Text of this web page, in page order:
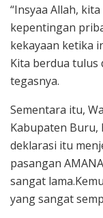
“Insyaa Allah,
kepentingan
kekayaan ketika
Kita berdua tulus
tegasnya.
Sementara itu,
Kabupaten Buru,
deklarasi itu
pasangan
sangat
yang sangat